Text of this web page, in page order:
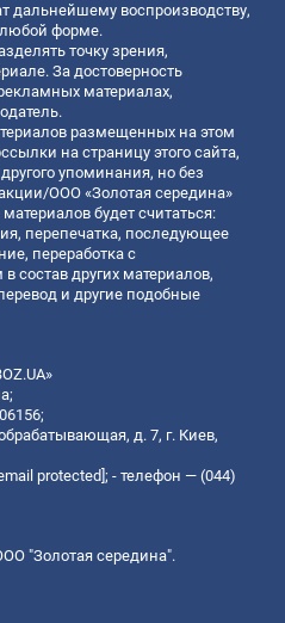
дальнейшему воспроизводству,
форме.
точку зрения,
За достоверность
материалах,
размещенных на этом
на страницу этого сайта,
упоминания, но без
ООО «Золотая середина»
будет считаться:
перепечатка, последующее
переработка с
состав других материалов,
и другие подобные
д. 7, г. Киев,
protected]; - телефон — (044)
"Золотая середина".